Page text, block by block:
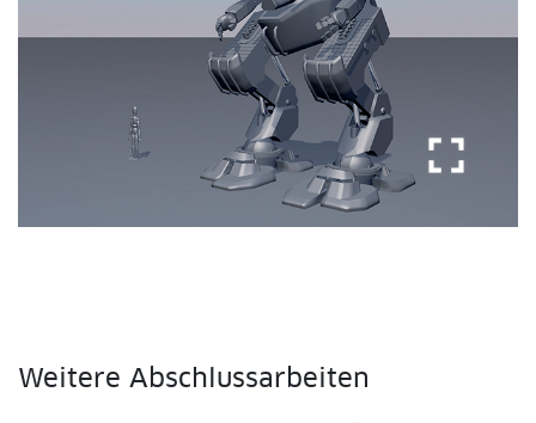
fullscreen
Weitere Abschlussarbeiten